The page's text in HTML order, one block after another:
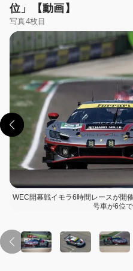
位」【動画】
写真4枚目
WEC開幕戦イモラ6時間レースが開
号車が6位で
この画像の記事